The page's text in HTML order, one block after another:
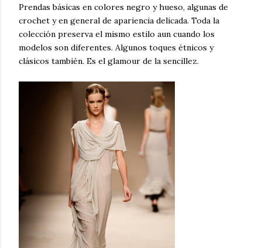
Prendas básicas en colores negro y hueso, algunas de
crochet y en general de apariencia delicada. Toda la
colección preserva el mismo estilo aun cuando los
modelos son diferentes. Algunos toques étnicos y
clásicos también. Es el glamour de la sencillez.